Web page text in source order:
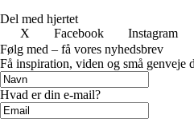
Del med hjertet
X
Facebook Instagram
Følg med – få vores nyhedsbrev
Få inspiration, viden og små genveje
Hvad er din e-mail?